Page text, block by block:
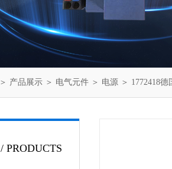
＞ 产品展示 ＞ 电气元件 ＞ 电源 ＞ 1772418
/ PRODUCTS